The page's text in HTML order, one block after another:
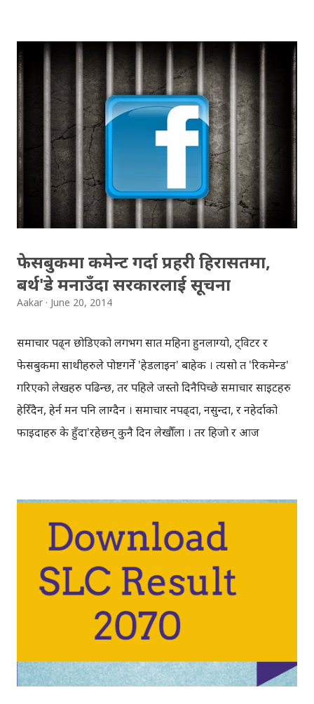
'क्यारियर'को पहिलो खुड्किलोको रुपमा पनि प्रवेश परिक्षालाई हेर्ने
गरिन्छ । इन्जिनियरिङ तथा मेडिकलको, प्रवेश परिक्षा दिन तम्तयार
विद्यार्थीहरुका यस्तै यावत समस्याहरु समाधान गर्न नेपाली स्टार्टअप
'फुङ्का टेक्नोलोजी' ले नयाँ उपाय सुझाएको छ, 'मेरो एन्सर' एप मार्फत ।
मेडिकल तथा इन्जिनियरिङ प्रवेश परिक्षाको पाठ्यक्रम अनुसार निर्माण
गरिएको 'मेरो एन्सर', एप मार्फत इन्जिनियरिङ तथा मेडिकलको प्रवेश
परिक्षाको अभ्यास आफूले चाहेको समयमा गर्न सकिन्छ । ' मेरो
एन्सर'एप वेब र एन्ड्रोइड मा उपलब्ध छ...
फेसबुकमा कमेन्ट गर्दा प्रहरी हिरासतमा,
बर्थ'डे मनाउँदा सरकारलाई सूचना
Aakar June 20, 2014
समाचार पढ्न छोडिएको लगभग सात महिना हुनलाग्यो, ट्विटर र
फेसबुकमा साथीहरुले पोष्टगर्ने 'हेडलाइन' बाहेक । त्यसो त 'रिकमेन्ड'
गरिएको लेखहरु पढिन्छ, तर पहिले जस्तो दिनैपिच्छे समाचार साइटहरु
हेरिँदैन, हेर्न मन पनि लाग्दैन । समाचार नपढ्दा, नसुन्दा, र नहेर्दाको
फाइदाहरु के हुँदा'रहेछन् कुनै दिन लेखौँला । तर हिजो र आज
@kcdipendra : Youth in Nepal detained for his
Facebook comment against police.
http://t.co/EtQaEuCse0 #SocialMedia — Aakar Anil
(@aakarpost) June 19, 2014 हिजो एउटा समाचार थियो,
सप्तरीमा प्रहरी विरुद्ध फेसबुकमा कमेन्ट गर्ने एक युवकलाई १८ दिन
हिरासतमा राखेर, साइबर क्राइम अन्तर्गत मुद्दा चलाउनको लागि
काठमाडौँ पठाइयो । खुल्दुली निकै बढ्यो, कस्तो किसिमको प्रतिक्रिया
फेसबुकमा सेयर भएको फोटो (समाचार) मा आफ्नो प्रतिक्रिया दिएका